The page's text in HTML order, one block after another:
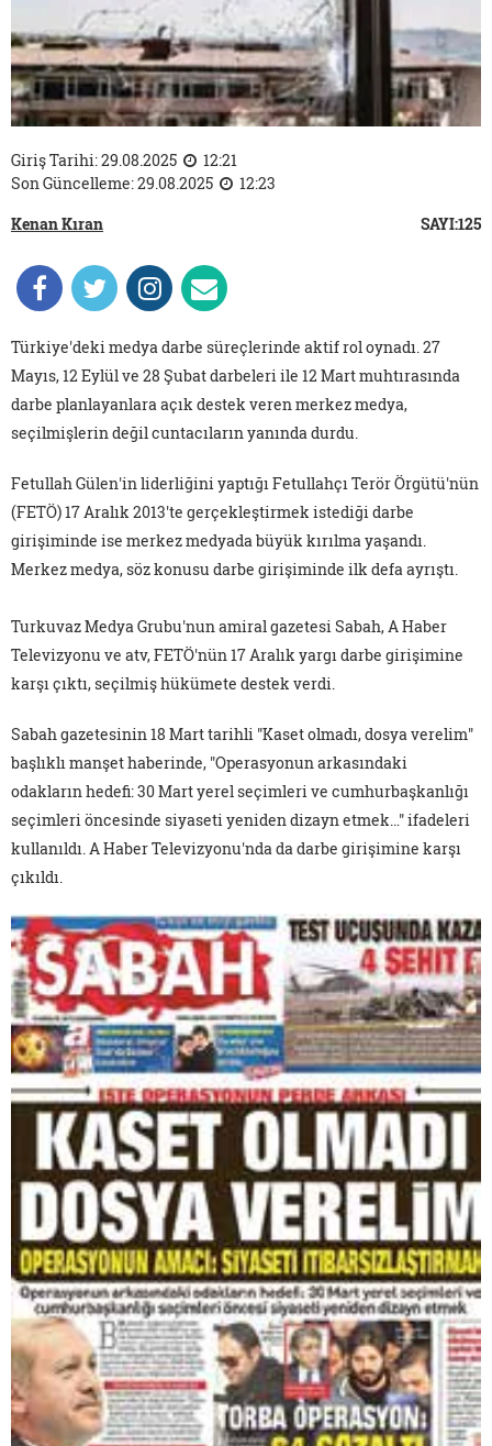
Giriş Tarihi: 29.08.2025
12:21
Son Güncelleme: 29.08.2025
12:23
Kenan Kıran
SAYI:125
Türkiye'deki medya darbe süreçlerinde aktif rol oynadı. 27
Mayıs, 12 Eylül ve 28 Şubat darbeleri ile 12 Mart muhtırasında
darbe planlayanlara açık destek veren merkez medya,
seçilmişlerin değil cuntacıların yanında durdu.
Fetullah Gülen'in liderliğini yaptığı Fetullahçı Terör Örgütü'nün
(FETÖ) 17 Aralık 2013'te gerçekleştirmek istediği darbe
girişiminde ise merkez medyada büyük kırılma yaşandı.
Merkez medya, söz konusu darbe girişiminde ilk defa ayrıştı.
Turkuvaz Medya Grubu'nun amiral gazetesi Sabah, A Haber
Televizyonu ve atv, FETÖ'nün 17 Aralık yargı darbe girişimine
karşı çıktı, seçilmiş hükümete destek verdi.
Sabah gazetesinin 18 Mart tarihli "Kaset olmadı, dosya verelim"
başlıklı manşet haberinde, "Operasyonun arkasındaki
odakların hedefi: 30 Mart yerel seçimleri ve cumhurbaşkanlığı
seçimleri öncesinde siyaseti yeniden dizayn etmek…" ifadeleri
kullanıldı. A Haber Televizyonu'nda da darbe girişimine karşı
çıkıldı.